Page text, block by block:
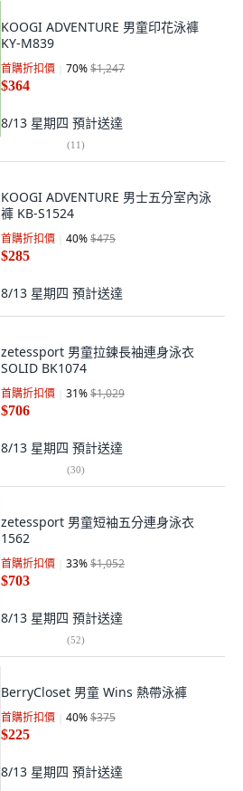
KOOGI ADVENTURE 男童印花泳褲
KY-M839
首購折扣價 70%$1,247
$364
8/13 星期四 預計送達
(11)
KOOGI ADVENTURE 男士五分室內泳
褲 KB-S1524
首購折扣價 40%$475
$285
8/13 星期四 預計送達
zetessport 男童拉鍊長袖連身泳衣
SOLID BK1074
首購折扣價 31%$1,029
$706
8/13 星期四 預計送達
(30)
zetessport 男童短袖五分連身泳衣
1562
首購折扣價 33%$1,052
$703
8/13 星期四 預計送達
(52)
BerryCloset 男童 Wins 熱帶泳褲
首購折扣價 40%$375
$225
8/13 星期四 預計送達